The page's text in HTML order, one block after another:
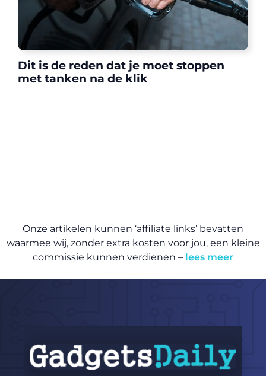
Dit is de reden dat je moet stoppen
met tanken na de klik
Onze artikelen kunnen ‘affiliate links’ bevatten
waarmee wij, zonder extra kosten voor jou, een kleine
commissie kunnen verdienen – lees meer